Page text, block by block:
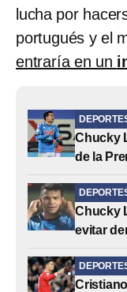
lucha por
portugués y el
entraría en un
Chucky
de la
Chucky
evitar